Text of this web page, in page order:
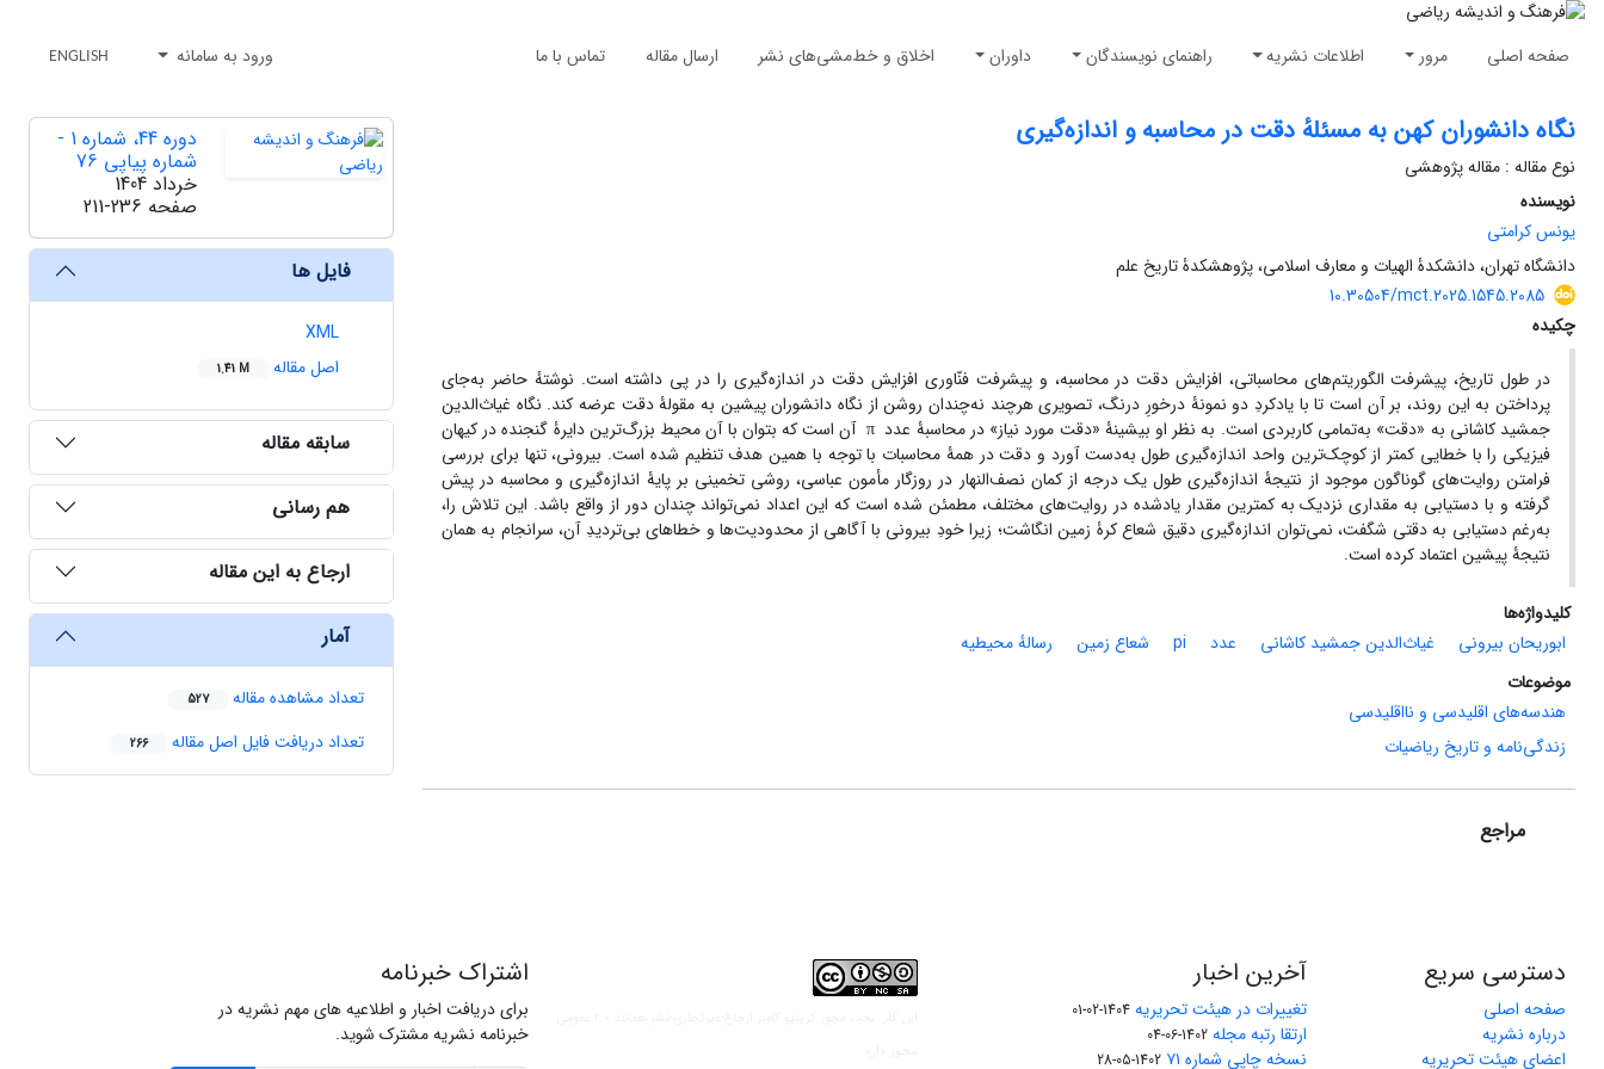
صفحه اصلی مرور اطلاعات نشریه راهنمای نویسندگان داوران اخلاق و خط‌مشی‌های نشر ارسال مقاله تماس با ما ورود به سامانه ENGLISH
نگاه دانشوران کهن به مسئلهٔ دقت در محاسبه و اندازه‌گیری
نوع مقاله : مقاله پژوهشی
نویسنده
یونس کرامتی
دانشگاه تهران، دانشکدۀ الهیات و معارف اسلامی، پژوهشکدۀ تاریخ علم
10.30504/mct.2025.1545.2085
چکیده
در طول تاریخ، پیشرفت الگوریتم‌های محاسباتی، افزایش دقت در محاسبه، و پیشرفت فنّاوری افزایش دقت در اندازه‌گیری را در ‌پی داشته است. نوشتهٔ حاضر به‌جای
پرداختن به این روند، بر آن است تا با یادکردِ دو نمونۀ درخورِ درنگ، تصویری هرچند نه‌چندان روشن از نگاه دانشوران پیشین به مقولۀ دقت عرضه کند. نگاه غیاث‌الدین
جمشید کاشانی به ‎«دقت»‎ به‌تمامی کاربردی است. به نظر او بیشینۀ ‎»‎دقت مورد نیاز‎«‎ در محاسبۀ عدد ‎
π ‎ آن است که بتوان با آن محیط بزرگ‌ترین دایرۀ گنجنده در کیهان
فیزیکی را با خطایی کمتر از کوچک‌ترین واحد اندازه‌گیری طول به‌‌دست آورد و دقت در همۀ محاسبات با توجه با همین هدف تنظیم شده ‌است. بیرونی، تنها برای بررسی
فرامتن روایت‌های گوناگون موجود از نتیجۀ اندازه‌گیری طول یک درجه از کمان نصف‌النهار در روزگار مأمون عباسی، روشی تخمینی بر پایۀ اندازه‌گیری و محاسبه در پیش
گرفته و با دستیابی به مقداری نزدیک به کمترین مقدار یادشده در روایت‌های مختلف، مطمئن شده ‌است که این اعداد نمی‌تواند چندان دور از واقع باشد. این تلاش را،
به‌رغم دستیابی به دقتی شگفت، نمی‌توان اندازه‌گیری دقیق شعاع کرۀ زمین انگاشت؛ زیرا خودِ بیرونی با آگاهی از محدودیت‌ها و خطاهای بی‌تردیدِ آن، سرانجام به همان
نتیجۀ پیشین اعتماد کرده ‌است.
کلیدواژه‌ها
ابوریحان بیرونی
غیاث‌الدین جمشید کاشانی عدد pi شعاع زمین
رسالهٔ محیطیه
موضوعات
هندسه‌های اقلیدسی و نااقلیدسی
زندگی‌نامه و تاریخ ریاضیات
مراجع
دوره 44، شماره 1 -
شماره پیاپی 76
خرداد 1404
صفحه 211-236
فایل ها
XML
اصل مقاله
1.41 M
سابقه مقاله
هم رسانی
ارجاع به این مقاله
آمار
تعداد مشاهده مقاله 527
تعداد دریافت فایل اصل مقاله 266
دسترسی سریع
صفحه اصلی
درباره نشریه
اعضای هیئت تحریریه
آخرین اخبار
تغییرات در هیئت تحریریه 1404-02-01
ارتقا رتبه مجله 1402-06-04
نسخه چاپی شماره ۷۱ 1402-05-28
اشتراک خبرنامه
برای دریافت اخبار و اطلاعیه های مهم نشریه در
خبرنامه نشریه مشترک شوید.